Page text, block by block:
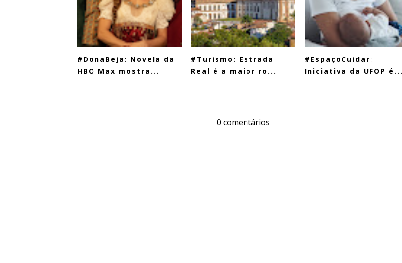
#DonaBeja: Novela da
HBO Max mostra...
#Turismo: Estrada
Real é a maior ro...
#EspaçoCuidar:
Iniciativa da UFOP é...
0 comentários